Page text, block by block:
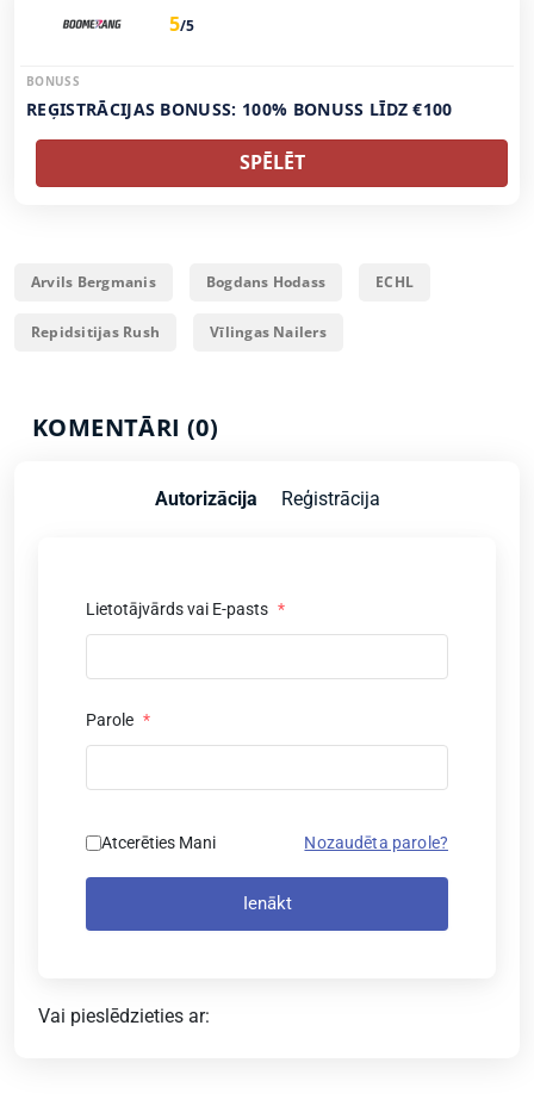
5/5
BONUSS
REĢISTRĀCIJAS BONUSS: 100% BONUSS LĪDZ €100
SPĒLĒT
Arvils Bergmanis Bogdans Hodass ECHL
Repidsitijas Rush Vīlingas Nailers
KOMENTĀRI (0)
Autorizācija Reģistrācija
Lietotājvārds vai E-pasts *
Parole *
Atcerēties Mani Nozaudēta parole?
Ienākt
Vai pieslēdzieties ar: